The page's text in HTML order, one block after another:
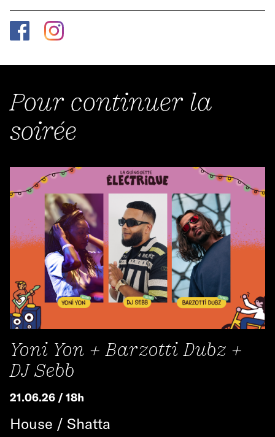
Pour continuer la
soirée
Yoni Yon + Barzotti Dubz +
DJ Sebb
21.06.26 / 18h
House / Shatta